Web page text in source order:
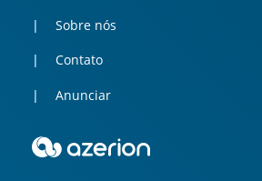
Sobre nós
Contato
Anunciar